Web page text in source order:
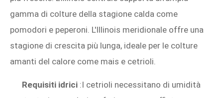
gamma di colture della stagione calda come
pomodori e peperoni. L'Illinois meridionale offre una
stagione di crescita più lunga, ideale per le colture
amanti del calore come mais e cetrioli.
Requisiti idrici :I cetrioli necessitano di umidità